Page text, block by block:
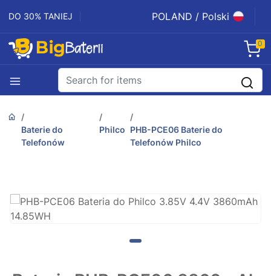
DO 30% TANIEJ POLAND / Polski
0
Baterie do
Telefonów
Philco PHB-PCE06 Baterie do
Telefonów Philco